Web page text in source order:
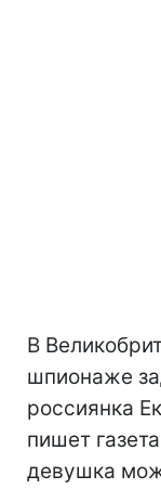
В
шпионаже
россиянка
пишет
девушка